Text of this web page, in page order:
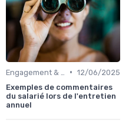
• 12/06/2025
Exemples de commentaires
du salarié lors de l'entretien
annuel